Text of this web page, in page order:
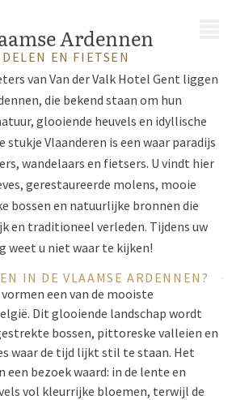
Ardennen
EN FIETSEN
van Van der Valk Hotel Gent liggen
die bekend staan om hun
glooiende heuvels en idyllische
Vlaanderen is een waar paradijs
wandelaars en fietsers. U vindt hier
gerestaureerde molens, mooie
bossen en natuurlijke bronnen die
en traditioneel verleden. Tijdens uw
weet u niet waar te kijken!
IN DE VLAAMSE ARDENNEN?
een van de mooiste
Dit glooiende landschap wordt
bossen, pittoreske valleien en
waar de tijd lijkt stil te staan. Het
een bezoek waard: in de lente en
vol kleurrijke bloemen, terwijl de